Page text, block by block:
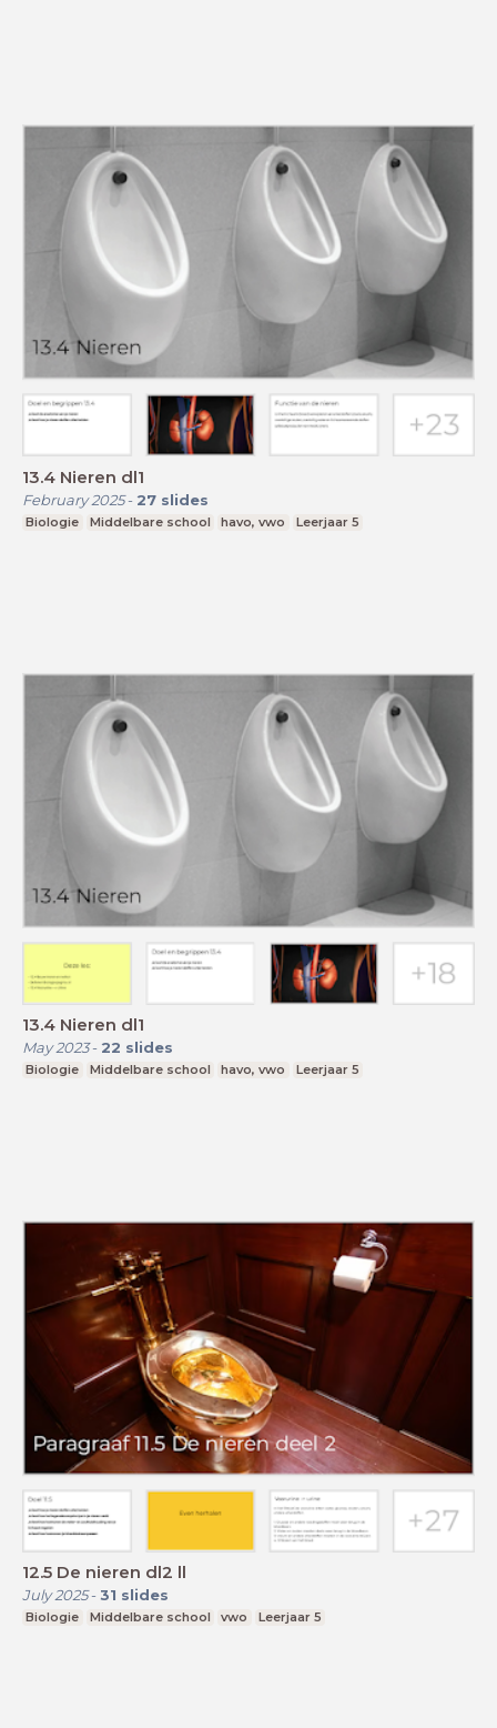
13.4 Nieren dl1
February 2025- 27 slides
Biologie Middelbare school havo, vwo Leerjaar 5
13.4 Nieren dl1
May 2023- 22 slides
Biologie Middelbare school havo, vwo Leerjaar 5
12.5 De nieren dl2 ll
July 2025- 31 slides
Biologie Middelbare school vwo Leerjaar 5